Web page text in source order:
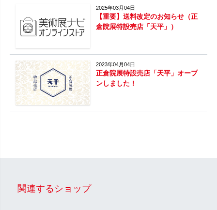
2025年03月04日
【重要】送料改定のお知らせ（正
倉院展特設売店「天平」）
2023年04月04日
正倉院展特設売店「天平」オープ
ンしました！
関連するショップ